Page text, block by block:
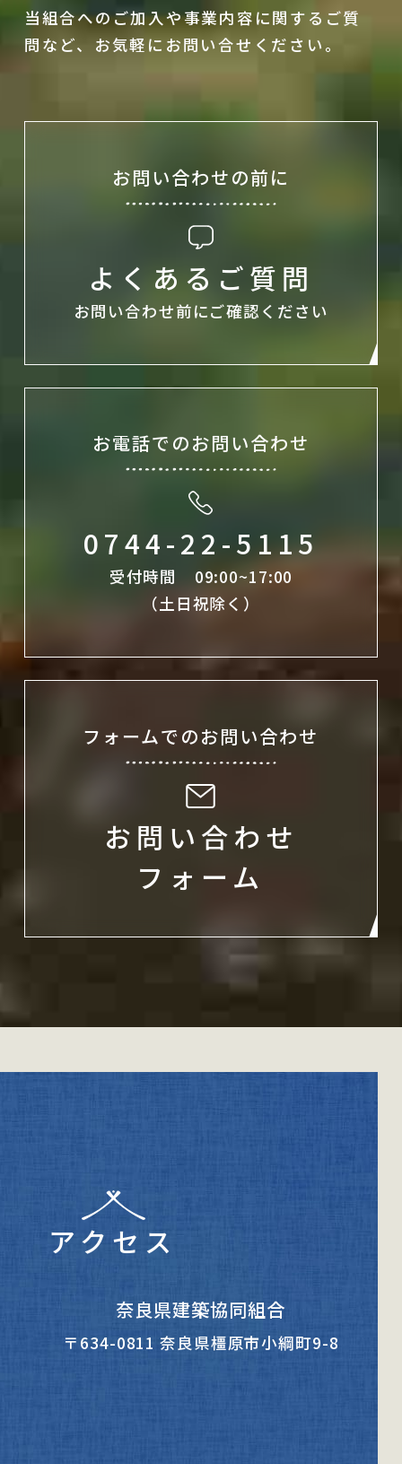
当組合へのご加入や事業内容に関するご質
問など、 お気軽にお問い合せください。
お問い合わせの前に
よくあるご質問
お問い合わせ前にご確認ください
お電話でのお問い合わせ
0744-22-5115
受付時間 09:00~17:00
（土日祝除く）
フォームでのお問い合わせ
お問い合わせ
フォーム
アクセス
奈良県建築協同組合
〒634-0811 奈良県橿原市小綱町9-8